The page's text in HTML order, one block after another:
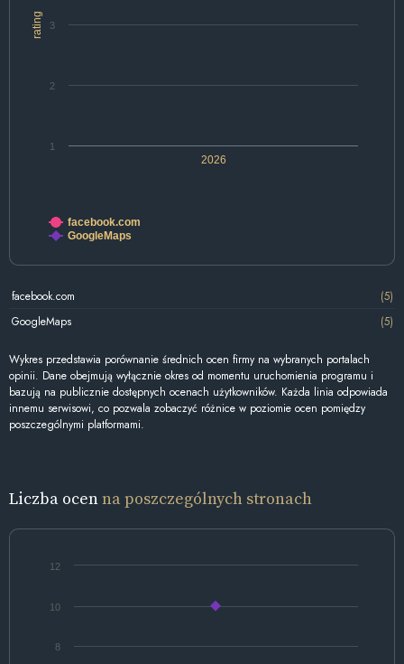
rating
2026
1
2
3
facebook.com
GoogleMaps
facebook.com
(5)
GoogleMaps
(5)
Wykres przedstawia porównanie średnich ocen firmy na wybranych portalach
opinii. Dane obejmują wyłącznie okres od momentu uruchomienia programu i
bazują na publicznie dostępnych ocenach użytkowników. Każda linia odpowiada
innemu serwisowi, co pozwala zobaczyć różnice w poziomie ocen pomiędzy
poszczególnymi platformami.
Liczba ocenna poszczególnych stronach
8
10
12